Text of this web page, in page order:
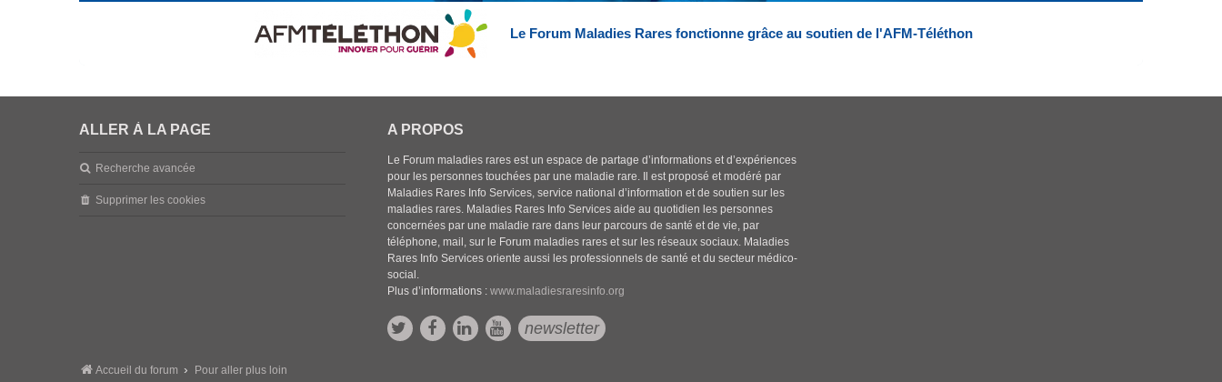
Le Forum Maladies Rares fonctionne grâce au soutien de l'AFM-Téléthon
ALLER À LA PAGE
Recherche avancée
Supprimer les cookies
A PROPOS
Le Forum maladies rares est un espace de partage d’informations et d’expériences
pour les personnes touchées par une maladie rare. Il est proposé et modéré par
Maladies Rares Info Services, service national d’information et de soutien sur les
maladies rares. Maladies Rares Info Services aide au quotidien les personnes
concernées par une maladie rare dans leur parcours de santé et de vie, par
téléphone, mail, sur le Forum maladies rares et sur les réseaux sociaux. Maladies
Rares Info Services oriente aussi les professionnels de santé et du secteur médico-
social.
Plus d’informations :www.maladiesraresinfo.org
newsletter
Accueil du forum Pour aller plus loin